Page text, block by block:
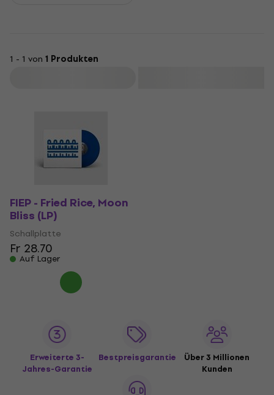
1 - 1 von 1 Produkten
FIEP - Fried Rice, Moon
Bliss (LP)
Schallplatte
Fr 28.70
Auf Lager
Erweiterte 3-
Jahres-Garantie
Bestpreisgarantie
Über 3 Millionen
Kunden